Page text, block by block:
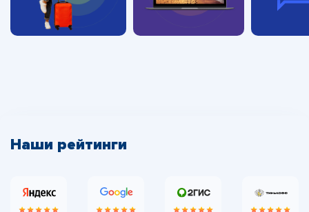
Наши рейтинги